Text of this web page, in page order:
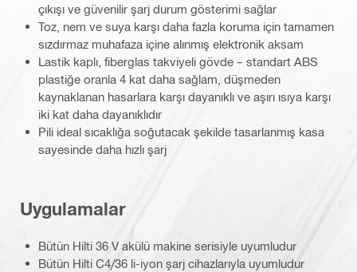
çıkışı ve güvenilir şarj durum gösterimi sağlar
Toz, nem ve suya karşı daha fazla koruma için tamamen
sızdırmaz muhafaza içine alınmış elektronik aksam
Lastik kaplı, fiberglas takviyeli gövde – standart ABS
plastiğe oranla 4 kat daha sağlam, düşmeden
kaynaklanan hasarlara karşı dayanıklı ve aşırı ısıya karşı
iki kat daha dayanıklıdır
Pili ideal sıcaklığa soğutacak şekilde tasarlanmış kasa
sayesinde daha hızlı şarj
Uygulamalar
Bütün Hilti 36 V akülü makine serisiyle uyumludur
Bütün Hilti C4/36 li-iyon şarj cihazlarıyla uyumludur